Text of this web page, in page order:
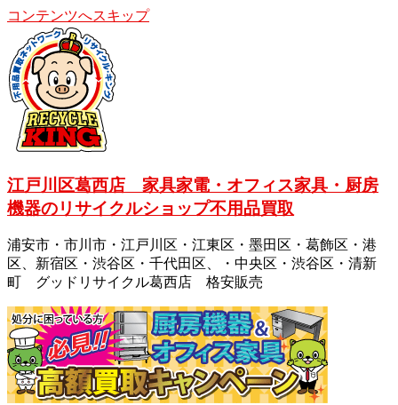
コンテンツへスキップ
江戸川区葛西店 家具家電・オフィス家具・厨房
機器のリサイクルショップ不用品買取
浦安市・市川市・江戸川区・江東区・墨田区・葛飾区・港
区、新宿区・渋谷区・千代田区、・中央区・渋谷区・清新
町 グッドリサイクル葛西店 格安販売